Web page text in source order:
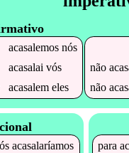
acasalemosnós
acasalai vós
acasalemeles
não
não
acasalaríamos
para